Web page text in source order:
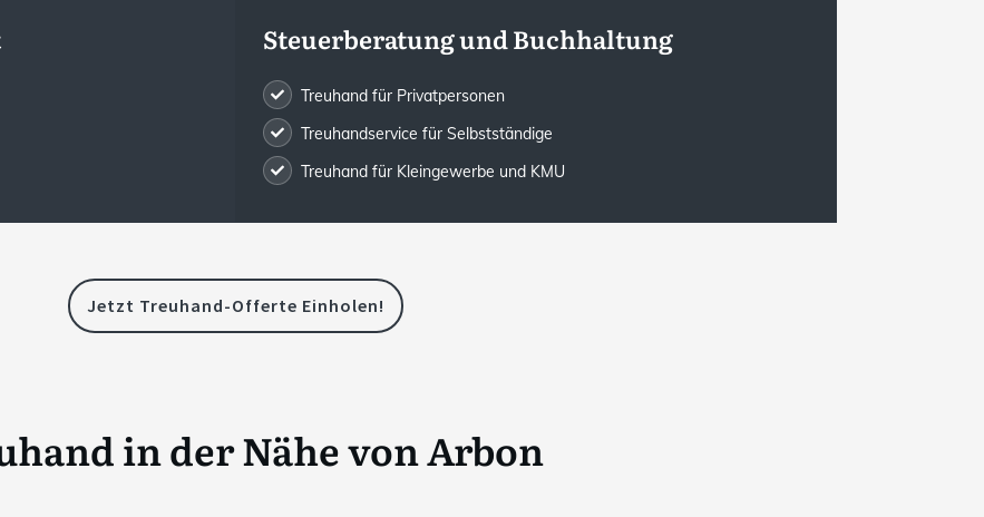
Steuerberatung und Buchhaltung
Treuhand für Privatpersonen
Treuhandservice für Selbstständige
Treuhand für Kleingewerbe und KMU
Jetzt Treuhand-Offerte Einholen!
in der Nähe von Arbon